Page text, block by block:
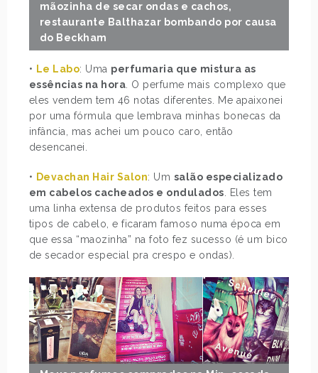
mãozinha de secar ondas e cachos,
restaurante Balthazar bombando por causa
do Beckham
• Le Labo: Uma perfumaria que mistura as
essências na hora. O perfume mais complexo que
eles vendem tem 46 notas diferentes. Me apaixonei
por uma fórmula que lembrava minhas bonecas da
infância, mas achei um pouco caro, então
desencanei.
• Devachan Hair Salon: Um salão especializado
em cabelos cacheados e ondulados. Eles tem
uma linha extensa de produtos feitos para esses
tipos de cabelo, e ficaram famoso numa época em
que essa “maozinha” na foto fez sucesso (é um bico
de secador especial pra crespo e ondas).